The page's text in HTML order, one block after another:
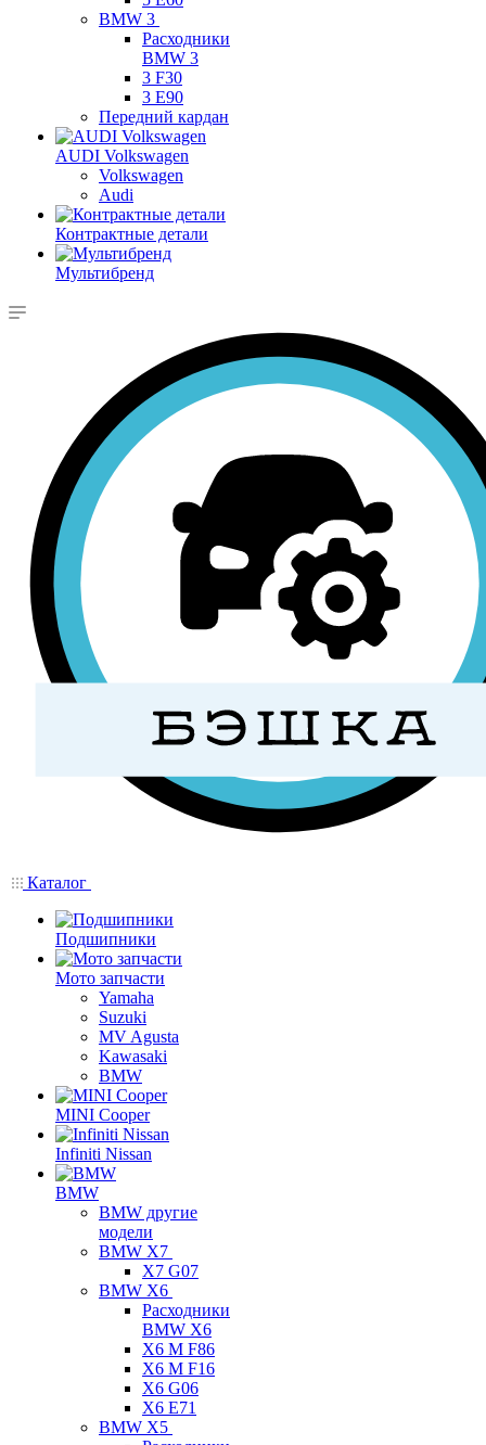
BMW 3
Расходники
BMW 3
3 F30
3 E90
Передний кардан
AUDI Volkswagen
Volkswagen
Audi
Контрактные детали
Мультибренд
Каталог
Подшипники
Мото запчасти
Yamaha
Suzuki
MV Agusta
Kawasaki
BMW
MINI Cooper
Infiniti Nissan
BMW
BMW другие
модели
BMW X7
X7 G07
BMW X6
Расходники
BMW X6
X6 M F86
X6 M F16
X6 G06
X6 E71
BMW X5